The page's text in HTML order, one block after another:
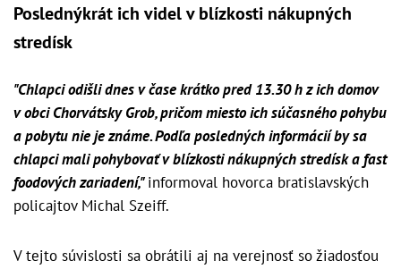
Poslednýkrát ich videl v blízkosti nákupných
stredísk
"Chlapci odišli dnes v čase krátko pred 13.30 h z ich domov
v obci Chorvátsky Grob, pričom miesto ich súčasného pohybu
a pobytu nie je známe. Podľa posledných informácií by sa
chlapci mali pohybovať v blízkosti nákupných stredísk a fast
foodových zariadení,"informoval hovorca bratislavských
policajtov Michal Szeiff.
V tejto súvislosti sa obrátili aj na verejnosť so žiadosťou